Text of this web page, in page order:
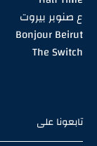
ع صنوبر بيروت
Bonjour Beirut
The Switch
تابعونا على